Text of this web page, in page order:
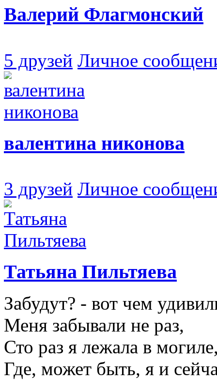
Валерий Флагмонский
5 друзей Личное
валентина никонова
3 друзей Личное
Татьяна Пильтяева
Забудут? - вот чем
Меня забывали не раз,
Сто раз я лежала в
Где, может быть, я и